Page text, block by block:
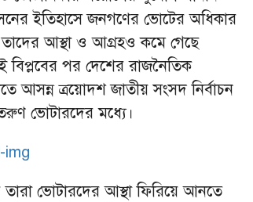
ইতিহাসে জনগণের ভোটের অধিকার
তাদের আস্থা ও আগ্রহও কমে গেছে
পর দেশের রাজনৈতিক
আসন্ন ত্রয়োদশ জাতীয় সংসদ নির্বাচন
ভোটারদের মধ্যে।
তারা ভোটারদের আস্থা ফিরিয়ে আনতে